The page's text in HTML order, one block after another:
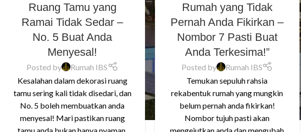
Ruang Tamu yang
Ramai Tidak Sedar –
No. 5 Buat Anda
Menyesal!
Posted by
Rumah IBS
Kesalahan dalam dekorasi ruang
tamu sering kali tidak disedari, dan
No. 5 boleh membuatkan anda
menyesal! Mari pastikan ruang
Rumah yang Tidak
Pernah Anda Fikirkan –
Nombor 7 Pasti Buat
Anda Terkesima!”
Posted by
Rumah IBS
Temukan sepuluh rahsia
rekabentuk rumah yang mungkin
belum pernah anda fikirkan!
Nombor tujuh pasti akan